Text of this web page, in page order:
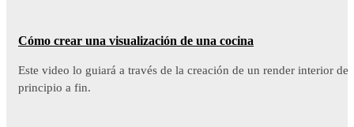
Cómo crear una visualización de una cocina
Este video lo guiará a través de la creación de un render interior de
principio a fin.